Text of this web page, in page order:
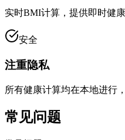
实时BMI计算，提供即时健
安全
注重隐私
所有健康计算均在本地进行
常见问题